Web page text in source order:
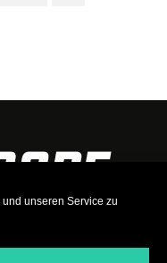
unseren Service zu